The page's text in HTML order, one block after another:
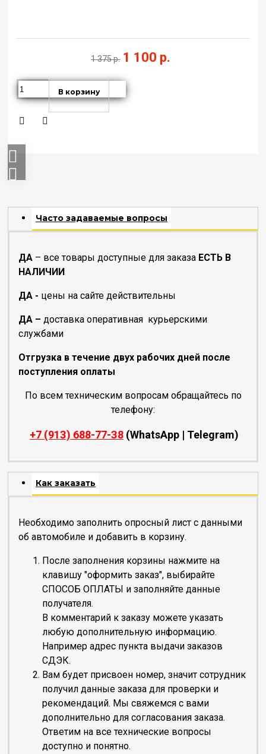
1 375 р. 1 100 р.
В корзину
Часто задаваемые вопросы
ДА – все товары доступные для заказа ЕСТЬ В
НАЛИЧИИ
ДА - цены на сайте действительны
ДА – доставка оперативная курьерскими
службами
Отгрузка в течение двух рабочих дней после
поступления оплаты
По всем техническим вопросам обращайтесь по
телефону:
+7 (91З) 688-77-З8 (WhatsApp | Telegram)
Как заказать
Необходимо заполнить опросный лист с данными
об автомобиле и добавить в корзину.
После заполнения корзины нажмите на
клавишу "оформить заказ", выбирайте
СПОСОБ ОПЛАТЫ и заполняйте данные
получателя.
В комментарий к заказу можете указать
любую дополнительную информацию.
Например адрес пункта выдачи заказов
СДЭК.
Вам будет присвоен номер, значит сотрудник
получил данные заказа для проверки и
рекомендаций. Мы свяжемся с вами
дополнительно для согласования заказа.
Ответим на все технические вопросы
доступно и понятно.